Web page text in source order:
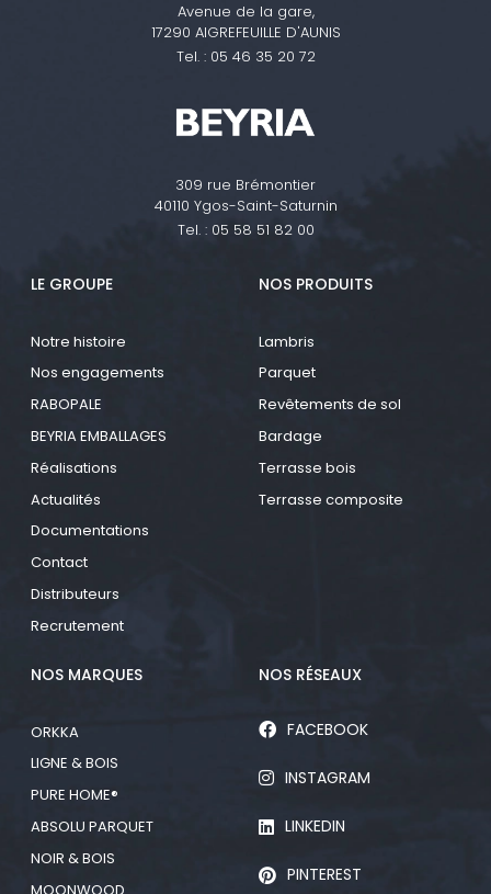
Avenue de la gare,
17290 AIGREFEUILLE D'AUNIS
Tel. : 05 46 35 20 72
309 rue Brémontier
40110 Ygos-Saint-Saturnin
Tel. : 05 58 51 82 00
LE GROUPE
Notre histoire
Nos engagements
RABOPALE
BEYRIA EMBALLAGES
Réalisations
Actualités
Documentations
Contact
Distributeurs
Recrutement
NOS PRODUITS
Lambris
Parquet
Revêtements de sol
Bardage
Terrasse bois
Terrasse composite
NOS MARQUES
ORKKA
LIGNE & BOIS
PURE HOME®
ABSOLU PARQUET
NOIR & BOIS
MOONWOOD
NOS RÉSEAUX
FACEBOOK
INSTAGRAM
LINKEDIN
PINTEREST